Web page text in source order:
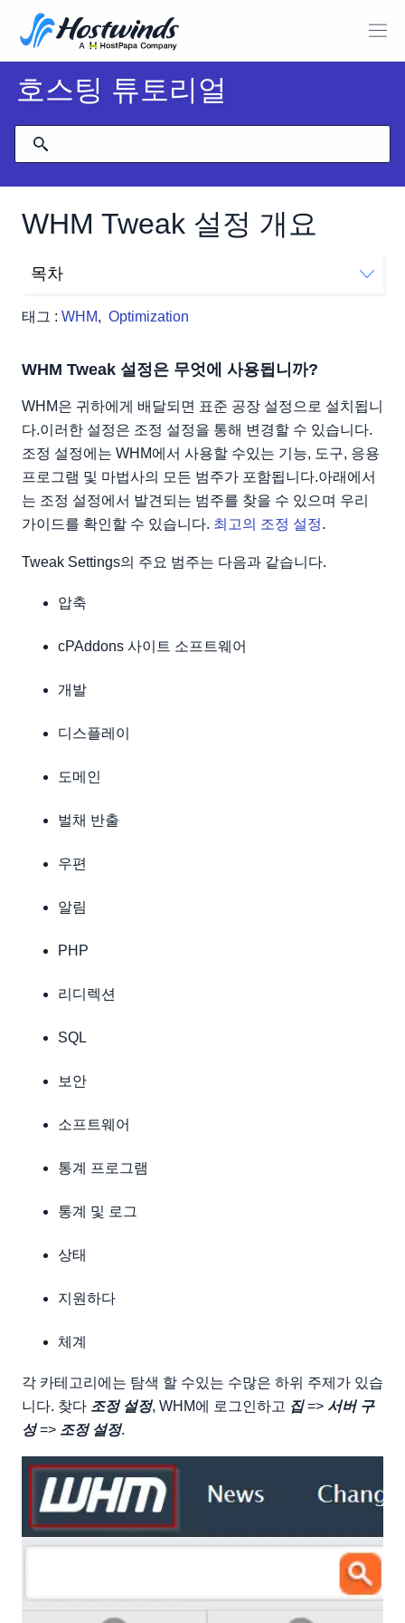
호스팅 튜토리얼
WHM Tweak 설정 개요
태그 : WHM, Optimization
목차
**
계정 동작에 대한 초기 기본값 / 범용을 실패로 설정
** BoxTrapper, 스팸 트랩 및 Spamassassin을 끄십시오.
** 아날로그 통계 및 Webalizer 통계 끄기
메모리 절약 켜기
pigz 프로세스 수
WHM Tweak 설정은 무엇에 사용됩니까?
WHM은 귀하에게 배달되면 표준 공장 설정으로 설치됩니
다.이러한 설정은 조정 설정을 통해 변경할 수 있습니다.
조정 설정에는 WHM에서 사용할 수있는 기능, 도구, 응용
프로그램 및 마법사의 모든 범주가 포함됩니다.아래에서
는 조정 설정에서 발견되는 범주를 찾을 수 있으며 우리
가이드를 확인할 수 있습니다. 최고의 조정 설정.
Tweak Settings의 주요 범주는 다음과 같습니다.
압축
cPAddons 사이트 소프트웨어
개발
디스플레이
도메인
벌채 반출
우편
알림
PHP
리디렉션
SQL
보안
소프트웨어
통계 프로그램
통계 및 로그
상태
지원하다
체계
각 카테고리에는 탐색 할 수있는 수많은 하위 주제가 있습
니다. 찾다 조정 설정, WHM에 로그인하고 집=> 서버 구
성=> 조정 설정.